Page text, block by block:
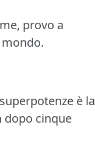
provo a
è la
dopo cinque